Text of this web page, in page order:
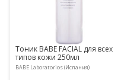
Тоник BABE FACIAL для всех
типов кожи 250мл
BABE Laboratorios (Испания)